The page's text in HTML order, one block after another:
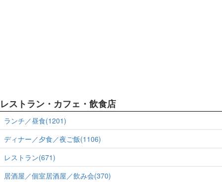
レストラン・カフェ・飲食店
ランチ／昼食(1201)
ディナー／夕食／夜ご飯(1106)
レストラン(671)
居酒屋／個室居酒屋／飲み会(370)